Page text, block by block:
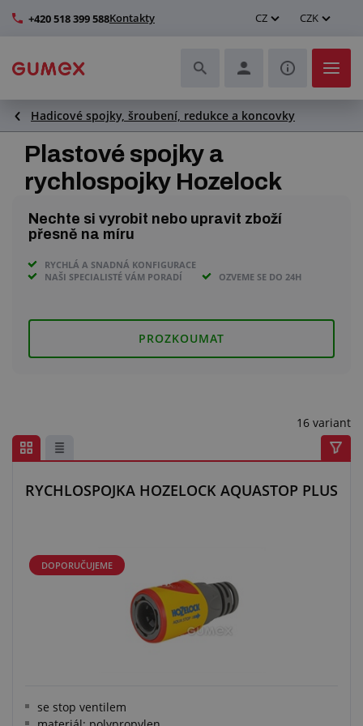
+420 518 399 588Kontakty CZ CZK
Hadice a jejich kompletace
Profily a výroba těsnění
Další pryžové a plastové výrobky
O nás a kariéra
Hadicové spojky, šroubení, redukce a koncovky
Plastové spojky a
rychlospojky Hozelock
Nechte si vyrobit nebo upravit zboží
přesně na míru
RYCHLÁ A SNADNÁ KONFIGURACE
NAŠI SPECIALISTÉ VÁM PORADÍ
OZVEME SE DO 24H
PROZKOUMAT
16 variant
RYCHLOSPOJKA HOZELOCK AQUASTOP PLUS
DOPORUČUJEME
se stop ventilem